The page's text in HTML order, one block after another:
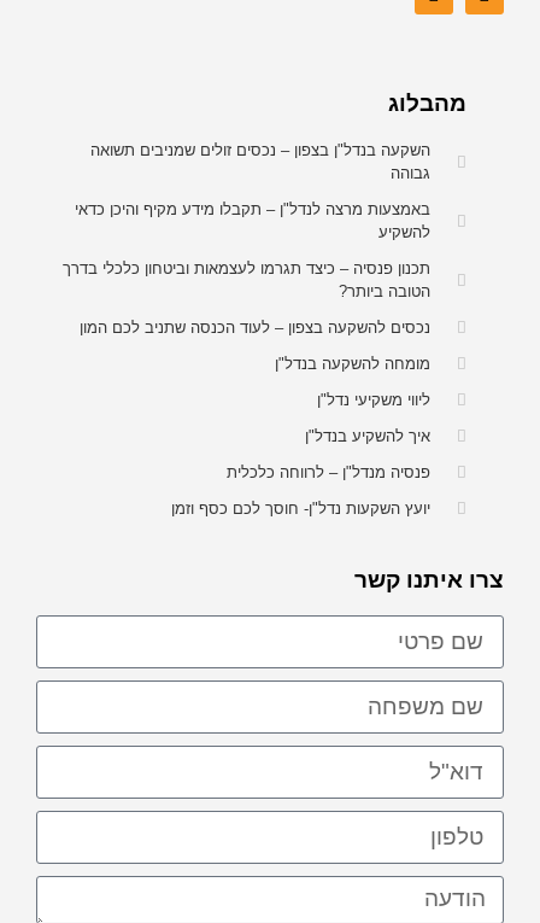
מהבלוג
השקעה בנדל"ן בצפון – נכסים זולים שמניבים תשואה
גבוהה
באמצעות מרצה לנדל"ן – תקבלו מידע מקיף והיכן כדאי
להשקיע
תכנון פנסיה – כיצד תגרמו לעצמאות וביטחון כלכלי בדרך
הטובה ביותר?
נכסים להשקעה בצפון – לעוד הכנסה שתניב לכם המון
מומחה להשקעה בנדל"ן
ליווי משקיעי נדל"ן
איך להשקיע בנדל"ן
פנסיה מנדל"ן – לרווחה כלכלית
יועץ השקעות נדל"ן- חוסך לכם כסף וזמן
צרו איתנו קשר